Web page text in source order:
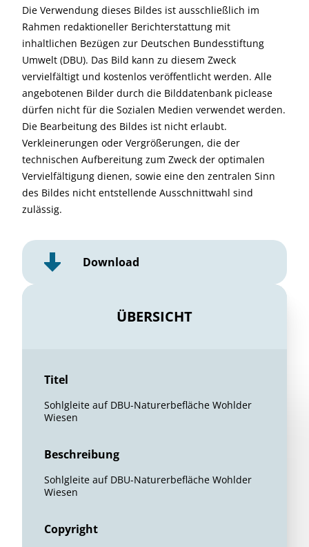
Die Verwendung dieses Bildes ist ausschließlich im
Rahmen redaktioneller Berichterstattung mit
inhaltlichen Bezügen zur Deutschen Bundesstiftung
Umwelt (DBU). Das Bild kann zu diesem Zweck
vervielfältigt und kostenlos veröffentlicht werden. Alle
angebotenen Bilder durch die Bilddatenbank piclease
dürfen nicht für die Sozialen Medien verwendet werden.
Die Bearbeitung des Bildes ist nicht erlaubt.
Verkleinerungen oder Vergrößerungen, die der
technischen Aufbereitung zum Zweck der optimalen
Vervielfältigung dienen, sowie eine den zentralen Sinn
des Bildes nicht entstellende Ausschnittwahl sind
zulässig.
Download
ÜBERSICHT
Titel
Sohlgleite auf DBU-Naturerbefläche Wohlder
Wiesen
Beschreibung
Sohlgleite auf DBU-Naturerbefläche Wohlder
Wiesen
Copyright